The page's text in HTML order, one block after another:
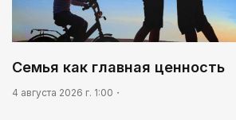
Семья как главная ценность
4 августа 2026 г. 1:00